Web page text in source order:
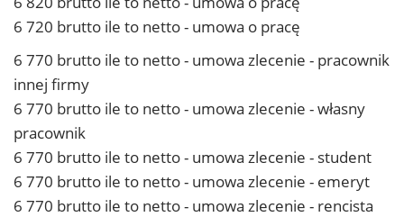
6 720 brutto ile to netto - umowa o pracę
6 770 brutto ile to netto - umowa zlecenie - pracownik
innej firmy
6 770 brutto ile to netto - umowa zlecenie - własny
pracownik
6 770 brutto ile to netto - umowa zlecenie - student
6 770 brutto ile to netto - umowa zlecenie - emeryt
6 770 brutto ile to netto - umowa zlecenie - rencista